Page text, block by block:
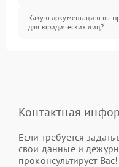
Какую документацию вы
для юридических лиц?
Контактная
Если требуется
свои данные и
проконсультирует Вас!